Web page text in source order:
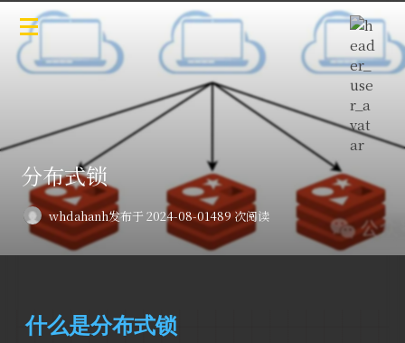
分布式锁
whdahanh发布于 2024-08-01489 次阅读
什么是分布式锁